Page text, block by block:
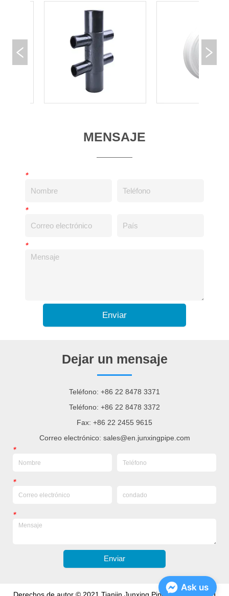
MENSAJE
*
*
*
Enviar
Dejar un mensaje
Teléfono: +86 22 8478 3371
Teléfono: +86 22 8478 3372
Fax: +86 22 2455 9615
Correo electrónico: sales@en.junxingpipe.com
*
*
*
Enviar
Derechos de autor © 2021 Tianjin Junxing Pipe Group Co., Ltd
Ask us